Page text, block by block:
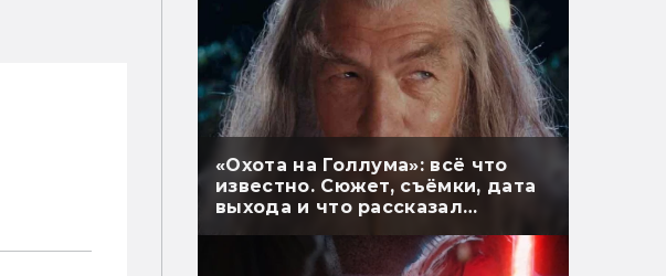
«Охота на Голлума»: всё что
известно. Сюжет, съёмки, дата
выхода и что рассказал